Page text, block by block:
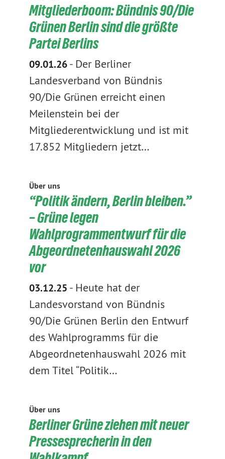
Mitgliederboom: Bündnis 90/Die
Grünen Berlin sind die größte
Partei Berlins
09.01.26- Der Berliner
Landesverband von Bündnis
90/Die Grünen erreicht einen
Meilenstein bei der
Mitgliederentwicklung und ist mit
17.852 Mitgliedern jetzt…
Über uns
“Politik ändern, Berlin bleiben.”
– Grüne legen
Wahlprogrammentwurf für die
Abgeordnetenhauswahl 2026
vor
03.12.25 - Heute hat der
Landesvorstand von Bündnis
90/Die Grünen Berlin den Entwurf
des Wahlprogramms für die
Abgeordnetenhauswahl 2026 mit
dem Titel “Politik…
Über uns
Berliner Grüne ziehen mit neuer
Pressesprecherin in den